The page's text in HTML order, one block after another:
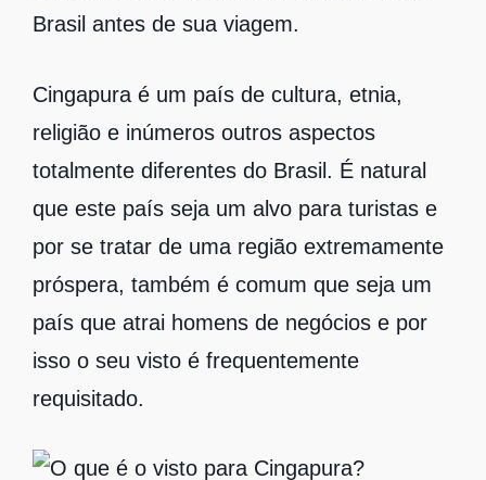
Brasil antes de sua viagem.
Cingapura é um país de cultura, etnia,
religião e inúmeros outros aspectos
totalmente diferentes do Brasil. É natural
que este país seja um alvo para turistas e
por se tratar de uma região extremamente
próspera, também é comum que seja um
país que atrai homens de negócios e por
isso o seu visto é frequentemente
requisitado.